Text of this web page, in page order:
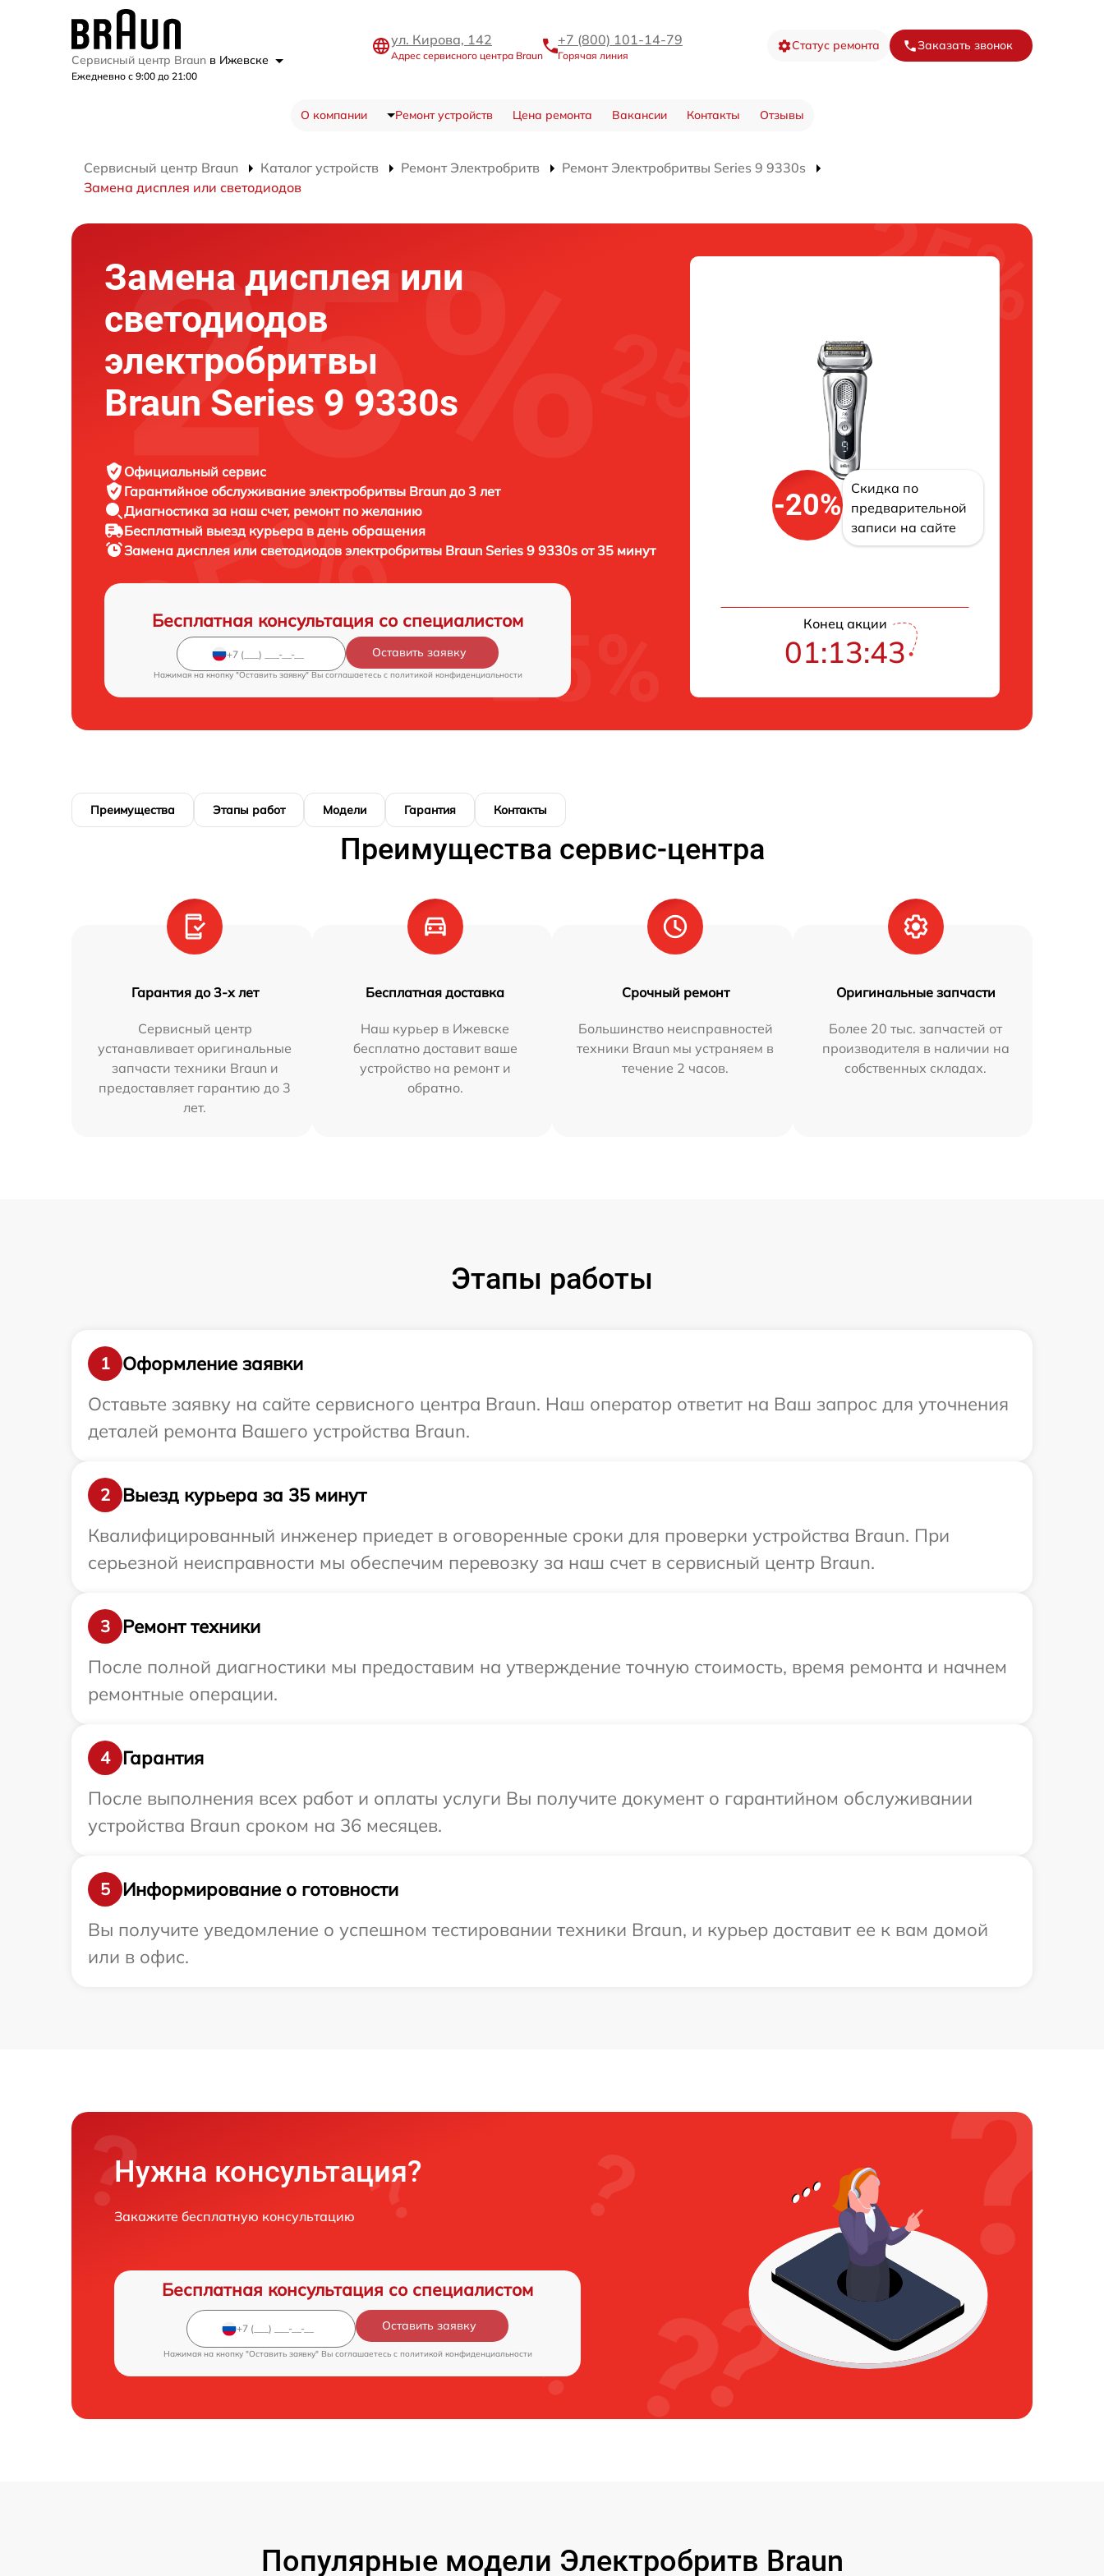
Сервисный центр Braun в Ижевске
Ежедневно с 9:00 до 21:00
ул. Кирова, 142
Адрес сервисного центра Braun
+7 (800) 101-14-79
Горячая линия
Статус ремонта Заказать звонок
О компании Ремонт устройств Цена ремонта Вакансии Контакты Отзывы
Сервисный центр Braun Каталог устройств Ремонт Электробритв
Ремонт Электробритвы Series 9 9330s
Замена дисплея или светодиодов
Замена дисплея или
светодиодов
электробритвы
Braun Series 9 9330s
Официальный сервис
Гарантийное обслуживание электробритвы Braun до 3 лет
Диагностика за наш счет, ремонт по желанию
Бесплатный выезд курьера в день обращения
Замена дисплея или светодиодов электробритвы Braun Series 9 9330s от 35 минут
Бесплатная консультация со специалистом
Оставить заявку
Нажимая на кнопку "Оставить заявку" Вы соглашаетесь c политикой конфиденциальности
-20%
Скидка по
предварительной
записи на сайте
Конец акции
01:13:43
Преимущества Этапы работ Модели Гарантия Контакты
Преимущества сервис-центра
Гарантия до 3-х лет
Сервисный центр
устанавливает оригинальные
запчасти техники Braun и
предоставляет гарантию до 3
лет.
Бесплатная доставка
Наш курьер в Ижевске
бесплатно доставит ваше
устройство на ремонт и
обратно.
Срочный ремонт
Большинство неисправностей
техники Braun мы устраняем в
течение 2 часов.
Оригинальные запчасти
Более 20 тыс. запчастей от
производителя в наличии на
собственных складах.
Этапы работы
1
Оформление заявки
Оставьте заявку на сайте сервисного центра Braun. Наш оператор ответит на Ваш запрос для уточнения
деталей ремонта Вашего устройства Braun.
2
Выезд курьера за 35 минут
Квалифицированный инженер приедет в оговоренные сроки для проверки устройства Braun. При
серьезной неисправности мы обеспечим перевозку за наш счет в сервисный центр Braun.
3
Ремонт техники
После полной диагностики мы предоставим на утверждение точную стоимость, время ремонта и начнем
ремонтные операции.
4
Гарантия
После выполнения всех работ и оплаты услуги Вы получите документ о гарантийном обслуживании
устройства Braun сроком на 36 месяцев.
5
Информирование о готовности
Вы получите уведомление о успешном тестировании техники Braun, и курьер доставит ее к вам домой
или в офис.
Нужна консультация?
Закажите бесплатную консультацию
Бесплатная консультация со специалистом
Оставить заявку
Нажимая на кнопку "Оставить заявку" Вы соглашаетесь c политикой конфиденциальности
Популярные модели Электробритв Braun